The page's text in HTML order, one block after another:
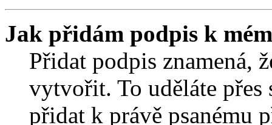
Jak přidám podpis k
Přidat podpis znamená,
vytvořit. To uděláte
přidat k právě psanému